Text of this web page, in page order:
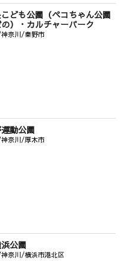
ども公園（ペコちゃん公園
）・カルチャーパーク
奈川/秦野市
動公園
奈川/厚木市
公園
奈川/横浜市港北区